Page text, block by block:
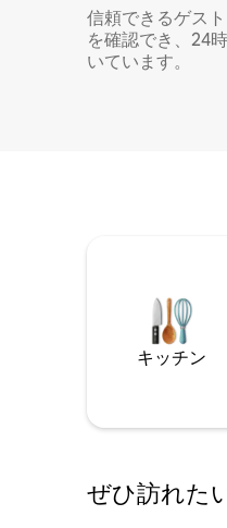
信頼できるゲス
を確認でき、24
いています。
キッチン
ぜひ訪⁠れ⁠た⁠